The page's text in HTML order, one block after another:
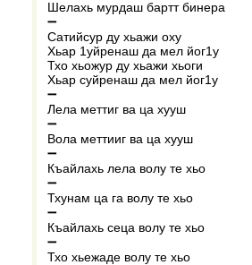
Шелахь мурдаш бартт бинера
➖
Сатийсур ду хьажи оху
Хьар 1уйренаш да мел йог1у
Тхо хьожур ду хьажи хьоги
Хьар суйренаш да мел йог1у
➖
Лела меттиг ва ца хууш
➖
Вола меттииг ва ца хууш
➖
Къайлахь лела волу те хьо
➖
Тхунам ца га волу те хьо
➖
Къайлахь сеца волу те хьо
➖
Тхо хьежаде волу те хьо